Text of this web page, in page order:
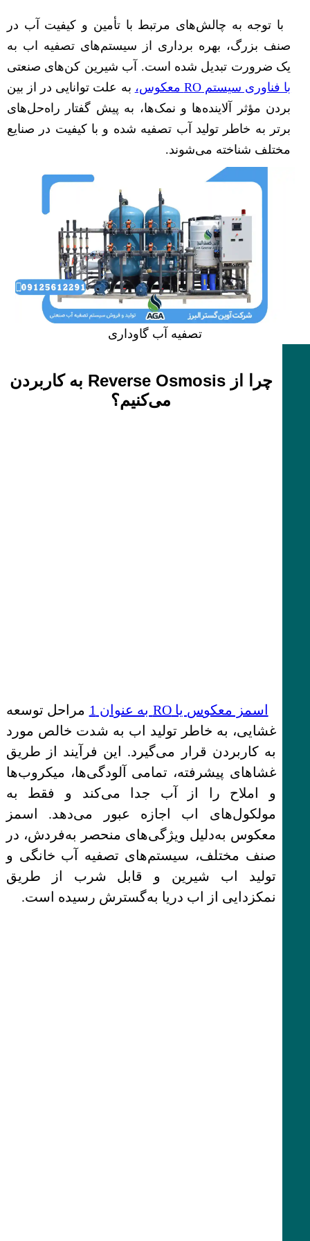
با توجه به چالش‌های مرتبط با تأمین و کیفیت آب در
صنف بزرگ، بهره برداری از سیستم‌های تصفیه اب به
یک ضرورت تبدیل شده است. آب شیرین کن‌های صنعتی
با فناوری سیستم RO معکوس،
به علت توانایی در از بین
بردن مؤثر آلاینده‌ها و نمک‌ها، به پیش گفتار راه‌حل‌های
برتر به خاطر تولید آب تصفیه شده و با کیفیت در صنایع
مختلف شناخته می‌شوند.
تصفیه آب گاوداری
چرا از Reverse Osmosis به کاربردن
می‌کنیم؟
اسمز معکوس یا RO به عنوان 1
مراحل توسعه
غشایی، به خاطر تولید اب به شدت خالص مورد
به کاربردن قرار می‌گیرد. این فرآیند از طریق
غشاهای پیشرفته، تمامی آلودگی‌ها، میکروب‌ها
و املاح را از آب جدا می‌کند و فقط به
مولکول‌های اب اجازه عبور می‌دهد. اسمز
معکوس به‌دلیل ویژگی‌های منحصر به‌فردش، در
صنف مختلف، سیستم‌های تصفیه آب خانگی و
تولید اب شیرین و قابل شرب از طریق
نمکزدایی از اب دریا به‌گسترش رسیده است.